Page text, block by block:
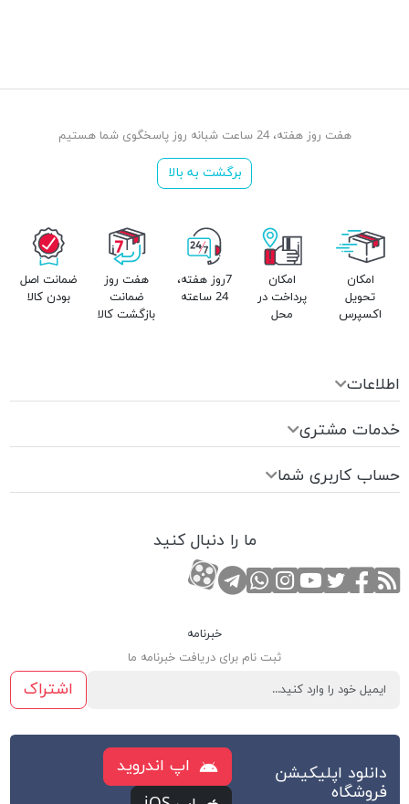
هفت روز هفته، 24 ساعت شبانه روز پاسخگوی شما هستیم
برگشت به بالا
امکان
تحویل
اکسپرس
امکان
پرداخت در
محل
7روز هفته،
24 ساعته
هفت روز
ضمانت
بازگشت کالا
ضمانت اصل
بودن کالا
اطلاعات
خدمات مشتری
حساب کاربری شما
ما را دنبال کنید
RSSصفحه فیسبوک
صفحه تویتر
کانال یوتوب
صفحه اینستاگرام
تماس با واتس اپ
کانال تلگرام
کانال آپارات
خبرنامه
ثبت نام برای دریافت خبرنامه ما
اشتراک
دانلود اپلیکیشن
فروشگاه
اپ اندروید